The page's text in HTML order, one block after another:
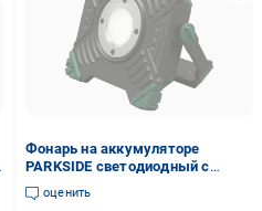
Фонарь на аккумуляторе
PARKSIDE светодиодный с
функцией PowerBank 6000 mA
3,7 V 20 W 2000 Lm 6500K
оценить